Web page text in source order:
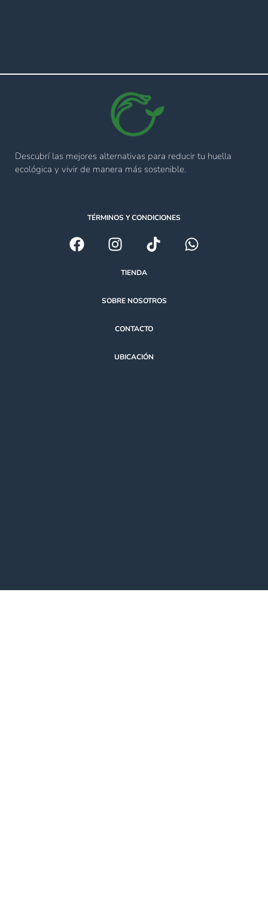
Descubrí las mejores alternativas para reducir tu huella
ecológica y vivir de manera más sostenible.
TÉRMINOS Y CONDICIONES
TIENDA
SOBRE NOSOTROS
CONTACTO
UBICACIÓN